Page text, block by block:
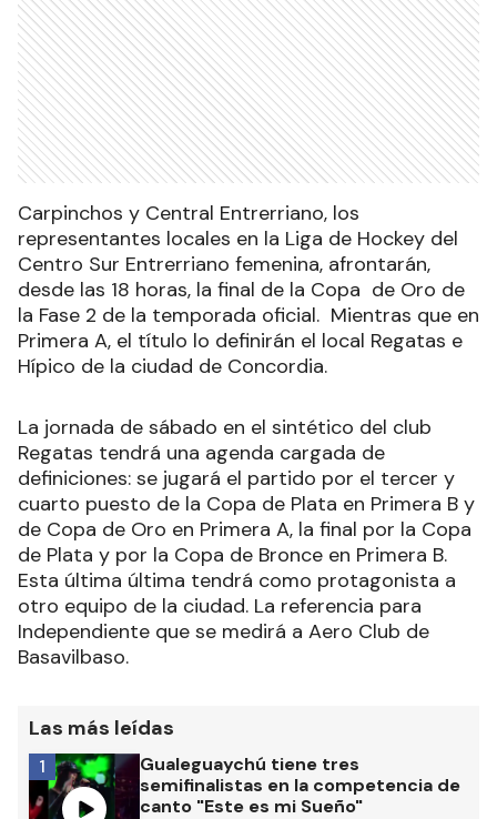
Carpinchos y Central Entrerriano, los
representantes locales en la Liga de Hockey del
Centro Sur Entrerriano femenina, afrontarán,
desde las 18 horas, la final de la Copa de Oro de
la Fase 2 de la temporada oficial. Mientras que en
Primera A, el título lo definirán el local Regatas e
Hípico de la ciudad de Concordia.
La jornada de sábado en el sintético del club
Regatas tendrá una agenda cargada de
definiciones: se jugará el partido por el tercer y
cuarto puesto de la Copa de Plata en Primera B y
de Copa de Oro en Primera A, la final por la Copa
de Plata y por la Copa de Bronce en Primera B.
Esta última última tendrá como protagonista a
otro equipo de la ciudad. La referencia para
Independiente que se medirá a Aero Club de
Basavilbaso.
Las más leídas
Gualeguaychú tiene tres
semifinalistas en la competencia de
canto "Este es mi Sueño"
1